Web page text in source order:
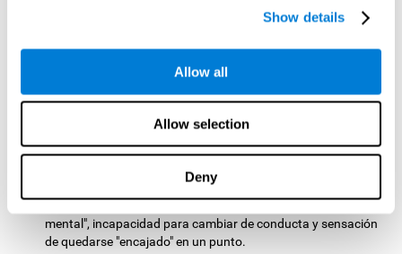
Show details
Allow all
Allow selection
Deny
Para avanzar de nivel en el juego
debemos estar atentos a la cifra que
adaptar nuestra conducta y estrategia a estas situaciones
cambiantes. Al realizar este ejercicio estamos activando y
ayudando a fortalecer las redes de conexiones neuronales
implicadas en nuestra flexibilidad cognitiva. Una buena
flexibilidad cognitiva se relaciona con una mayor inteligencia,
capacidad de razonamiento fluido, y una mayor destreza
para resolver problemas nuevos de forma eficiente y flexible.
mental", incapacidad para cambiar de conducta y sensación
de quedarse "encajado" en un punto.